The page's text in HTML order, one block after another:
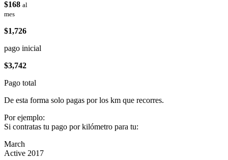
$168 al
mes
$1,726
pago inicial
$3,742
Pago total
De esta forma solo pagas por los km que recorres.
Por ejemplo:
Si contratas tu pago por kilómetro para tu:
March
Active 2017